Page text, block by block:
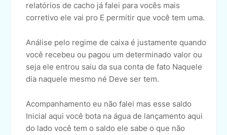
relatórios de cacho já falei para vocês mais
corretivo ele vai pro E permitir que você tem uma.
Análise pelo regime de caixa é justamente quando
você recebeu ou pagou um determinado valor ou
seja ele entrou saiu da sua conta de fato Naquele
dia naquele mesmo né Deve ser tem.
Acompanhamento eu não falei mas esse saldo
Inicial aqui você bota na água de lançamento aqui
do lado você tem o saldo ele sabe o que não